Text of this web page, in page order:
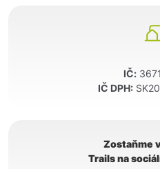
IČ:
IČ DPH:
Zostaňme
Trails na